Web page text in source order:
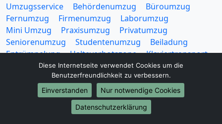
Umzugsservice Behördenumzug
Büroumzug
Fernumzug
Firmenumzug
Laborumzug
Mini Umzug
Praxisumzug
Privatumzug
Seniorenumzug
Studentenumzug
Beiladung
Entrümpelung
Halteverbotszone
Klaviertransport
Möbellift
Haushaltsauflösung
Möbeltaxi
Möbelmitfahrzentrale
Umzugskartons
Diese Internetseite verwendet Cookies um die
Benutzerfreundlichkeit zu verbessern.
Einverstanden
Nur notwendige Cookies
Datenschutzerklärung